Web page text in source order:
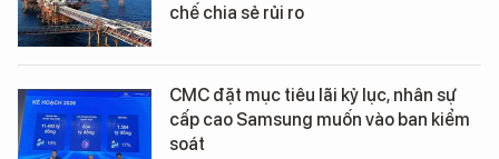
chế chia sẻ rủi ro
CMC đặt mục tiêu lãi kỷ lục, nhân sự
cấp cao Samsung muốn vào ban kiểm
soát